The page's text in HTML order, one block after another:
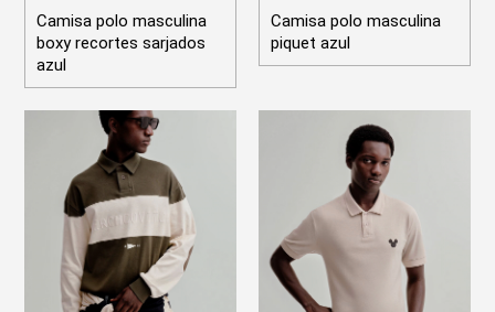
Camisa polo masculina
boxy recortes sarjados
azul
Camisa polo masculina
piquet azul